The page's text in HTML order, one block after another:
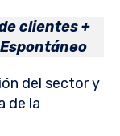
clientes +
del sector y
de la